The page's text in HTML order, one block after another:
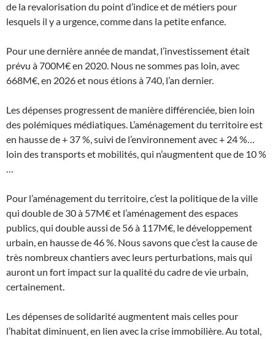
de la revalorisation du point d’indice et de métiers pour
lesquels il y a urgence, comme dans la petite enfance.
Pour une dernière année de mandat, l’investissement était
prévu à 700M€ en 2020. Nous ne sommes pas loin, avec
668M€, en 2026 et nous étions à 740, l’an dernier.
Les dépenses progressent de manière différenciée, bien loin
des polémiques médiatiques. L’aménagement du territoire est
en hausse de + 37 %, suivi de l’environnement avec + 24 %…
loin des transports et mobilités, qui n’augmentent que de 10 %
…
Pour l’aménagement du territoire, c’est la politique de la ville
qui double de 30 à 57M€ et l’aménagement des espaces
publics, qui double aussi de 56 à 117M€, le développement
urbain, en hausse de 46 %. Nous savons que c’est la cause de
très nombreux chantiers avec leurs perturbations, mais qui
auront un fort impact sur la qualité du cadre de vie urbain,
certainement.
Les dépenses de solidarité augmentent mais celles pour
l’habitat diminuent, en lien avec la crise immobilière. Au total,